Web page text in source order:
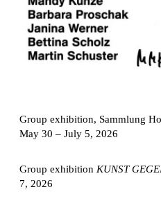
Group exhibition, Sammlung
May 30 – July 5, 2026
Group exhibition KUNST
7, 2026